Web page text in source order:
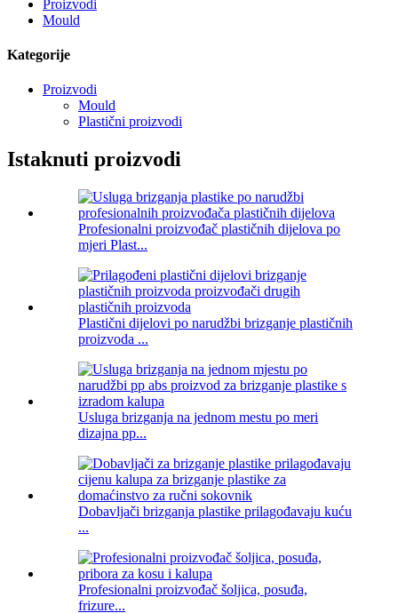
Proizvodi
Mould
Kategorije
Proizvodi
Mould
Plastični proizvodi
Istaknuti proizvodi
Profesionalni proizvođač plastičnih dijelova po
mjeri Plast...
Plastični dijelovi po narudžbi brizganje plastičnih
proizvoda ...
Usluga brizganja na jednom mestu po meri
dizajna pp...
Dobavljači brizganja plastike prilagođavaju kuću
...
Profesionalni proizvođač šoljica, posuđa,
frizure...